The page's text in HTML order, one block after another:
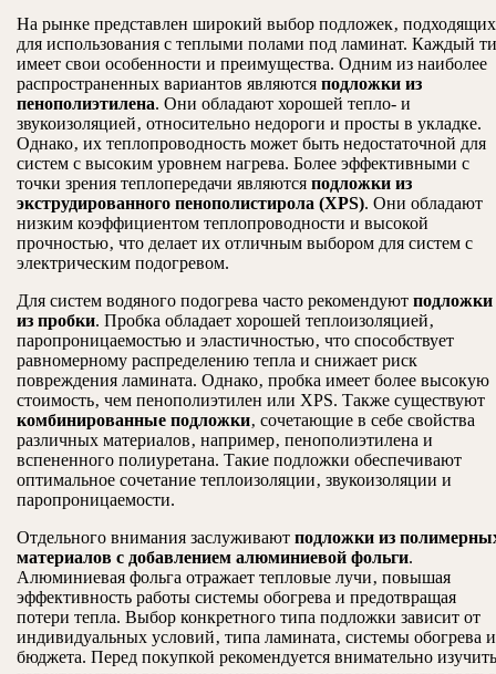
На рынке представлен широкий выбор подложек‚ подходящих
для использования с теплыми полами под ламинат. Каждый
имеет свои особенности и преимущества. Одним из наиболее
распространенных вариантов являются подложки из
пенополиэтилена. Они обладают хорошей тепло- и
звукоизоляцией‚ относительно недороги и просты в укладке.
Однако‚ их теплопроводность может быть недостаточной для
систем с высоким уровнем нагрева. Более эффективными с
точки зрения теплопередачи являются подложки из
экструдированного пенополистирола (XPS). Они обладают
низким коэффициентом теплопроводности и высокой
прочностью‚ что делает их отличным выбором для систем с
электрическим подогревом.
Для систем водяного подогрева часто рекомендуют подложки
из пробки. Пробка обладает хорошей теплоизоляцией‚
паропроницаемостью и эластичностью‚ что способствует
равномерному распределению тепла и снижает риск
повреждения ламината. Однако‚ пробка имеет более высокую
стоимость‚ чем пенополиэтилен или XPS. Также существуют
комбинированные подложки‚ сочетающие в себе свойства
различных материалов‚ например‚ пенополиэтилена и
вспененного полиуретана. Такие подложки обеспечивают
оптимальное сочетание теплоизоляции‚ звукоизоляции и
паропроницаемости.
Отдельного внимания заслуживают подложки из
материалов с добавлением алюминиевой фольги.
Алюминиевая фольга отражает тепловые лучи‚ повышая
эффективность работы системы обогрева и предотвращая
потери тепла. Выбор конкретного типа подложки зависит от
индивидуальных условий‚ типа ламината‚ системы обогрева и
бюджета. Перед покупкой рекомендуется внимательно изучить